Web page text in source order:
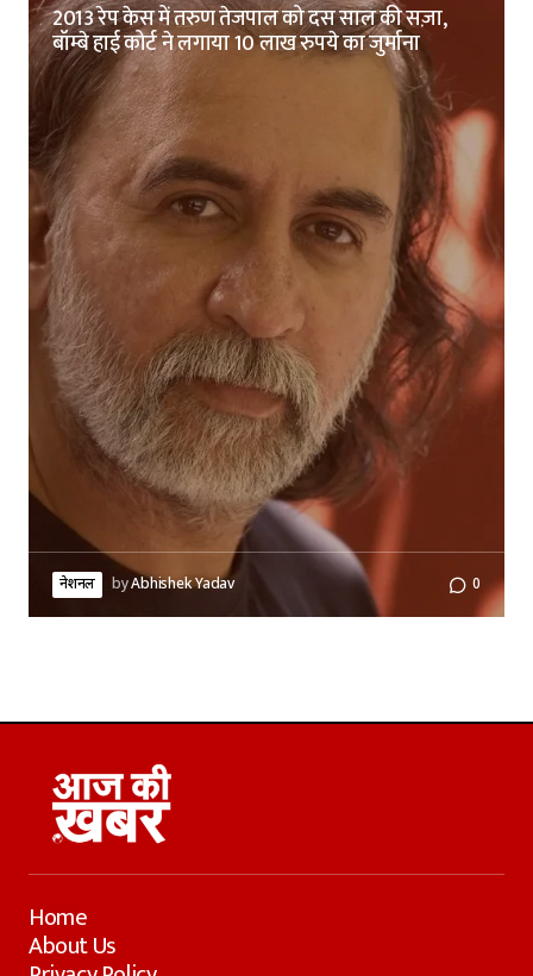
2013 रेप केस में तरुण तेजपाल को दस साल की सज़ा,
बॉम्बे हाई कोर्ट ने लगाया 10 लाख रुपये का जुर्माना
नेशनल byAbhishek Yadav 0
Home
About Us